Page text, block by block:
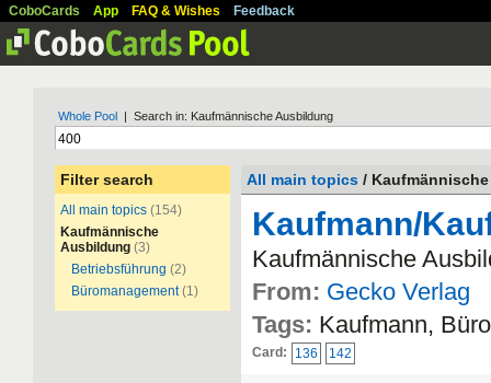
CoboCards App FAQ & Wishes Feedback
Whole Pool | Search in: Kaufmännische Ausbildung
Filter search
All main topics (154)
Kaufmännische
Ausbildung (3)
Betriebsführung (2)
Büromanagement (1)
All main topics /
Kaufmann/
Kaufmännische
From: Gecko Verlag
Tags: Kaufmann,
Card: 136 142